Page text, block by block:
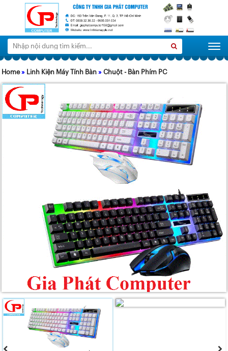
Tìm
kiếm:
Home» Linh Kiện Máy Tính Bàn » Chuột - Bàn Phím PC